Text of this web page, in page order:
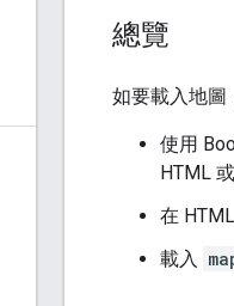
總覽
如要載入地圖
使用
HTML
在
載入